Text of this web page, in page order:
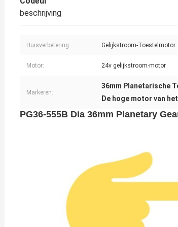
beschrijving
Huisverbetering: Gelijkstroom-Toestelmotor
Motor: 24v gelijkstroom-motor
Markeren:
36mm Planetarische
De hoge motor van
PG36-555B Dia 36mm Planetary